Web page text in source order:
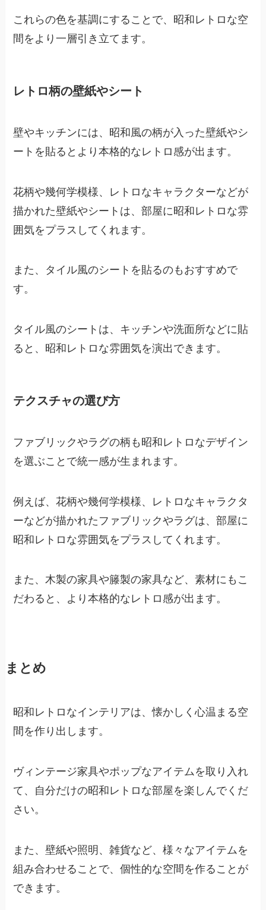
これらの色を基調にすることで、昭和レトロな空
間をより一層引き立てます。
レトロ柄の壁紙やシート
壁やキッチンには、昭和風の柄が入った壁紙やシ
ートを貼るとより本格的なレトロ感が出ます。
花柄や幾何学模様、レトロなキャラクターなどが
描かれた壁紙やシートは、部屋に昭和レトロな雰
囲気をプラスしてくれます。
また、タイル風のシートを貼るのもおすすめで
す。
タイル風のシートは、キッチンや洗面所などに貼
ると、昭和レトロな雰囲気を演出できます。
テクスチャの選び方
ファブリックやラグの柄も昭和レトロなデザイン
を選ぶことで統一感が生まれます。
例えば、花柄や幾何学模様、レトロなキャラクタ
ーなどが描かれたファブリックやラグは、部屋に
昭和レトロな雰囲気をプラスしてくれます。
また、木製の家具や籐製の家具など、素材にもこ
だわると、より本格的なレトロ感が出ます。
まとめ
昭和レトロなインテリアは、懐かしく心温まる空
間を作り出します。
ヴィンテージ家具やポップなアイテムを取り入れ
て、自分だけの昭和レトロな部屋を楽しんでくだ
さい。
また、壁紙や照明、雑貨など、様々なアイテムを
組み合わせることで、個性的な空間を作ることが
できます。